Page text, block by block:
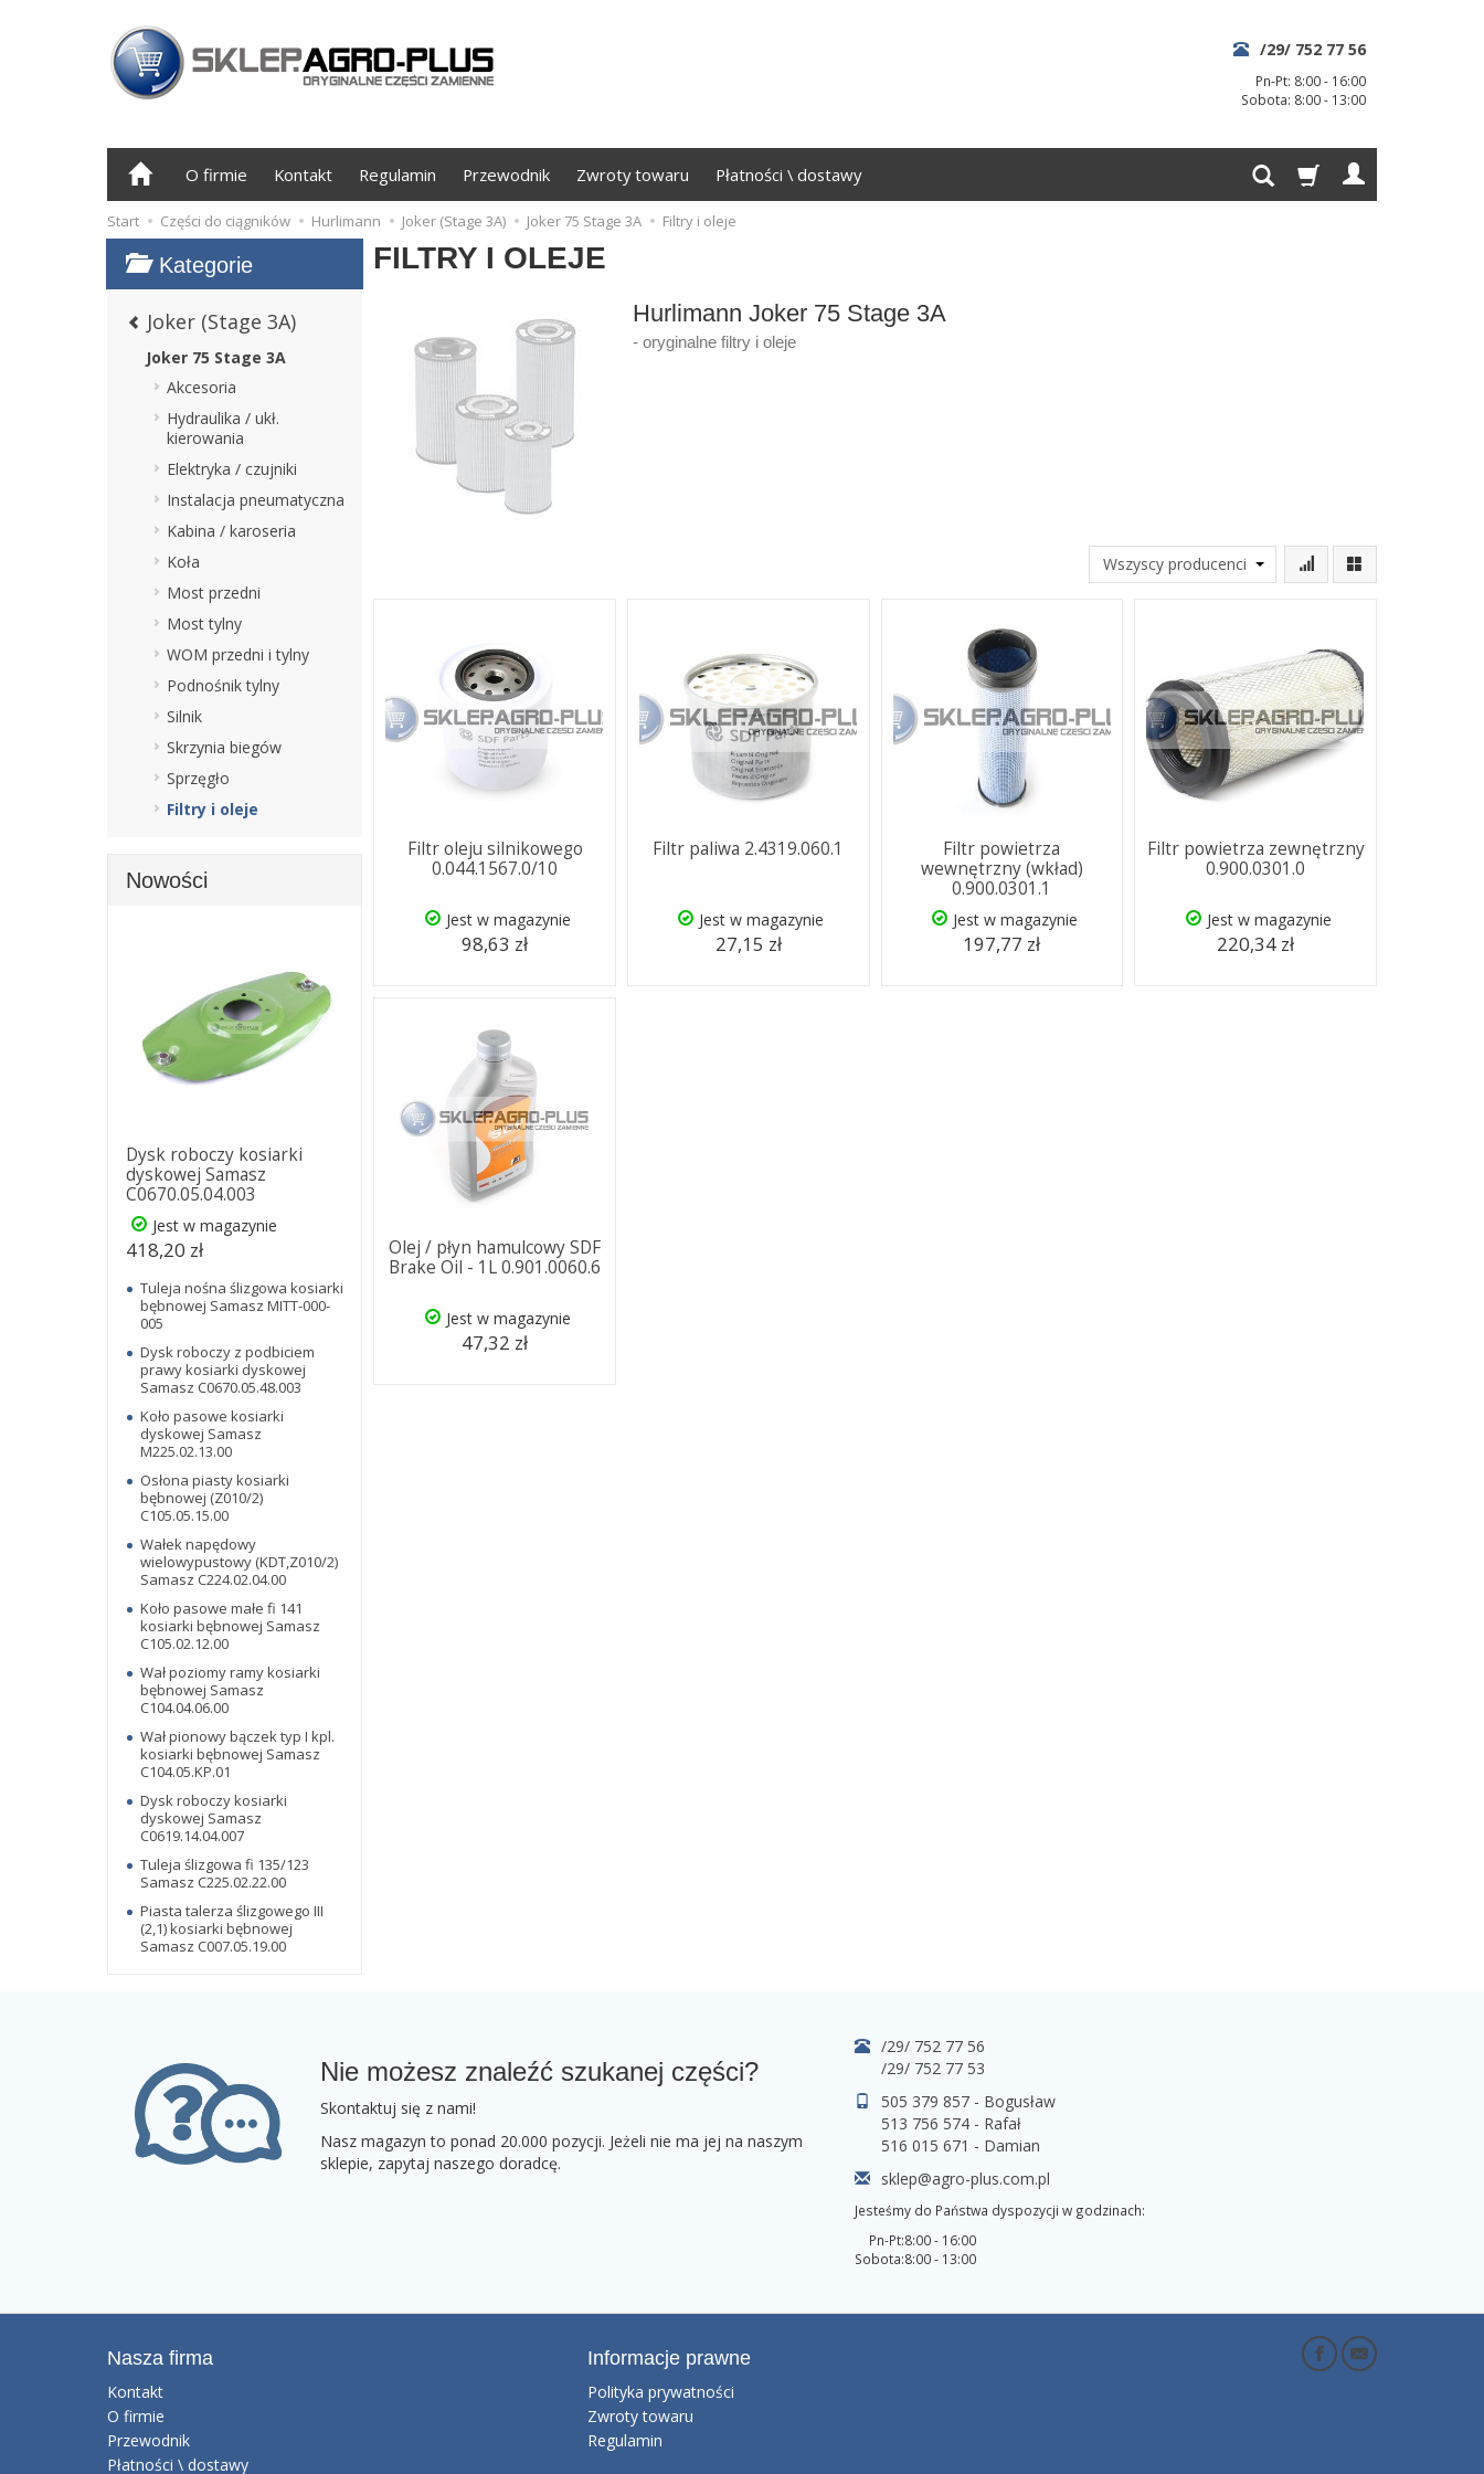
/29/ 752 77 56
Pn-Pt: 8:00 - 16:00
Sobota: 8:00 - 13:00
O firmie Kontakt Regulamin Przewodnik Zwroty towaru Płatności \ dostawy
Start Części do ciągników Hurlimann Joker (Stage 3A) Joker 75 Stage 3A Filtry i oleje
FILTRY I OLEJE
Hurlimann Joker 75 Stage 3A
- oryginalne filtry i oleje
Filtr oleju silnikowego
0.044.1567.0/10
Jest w magazynie
98,63 zł
Filtr paliwa 2.4319.060.1
Jest w magazynie
27,15 zł
Filtr powietrza
wewnętrzny (wkład)
0.900.0301.1
Jest w magazynie
197,77 zł
Filtr powietrza zewnętrzny
0.900.0301.0
Jest w magazynie
220,34 zł
Olej / płyn hamulcowy SDF
Brake Oil - 1L 0.901.0060.6
Jest w magazynie
47,32 zł
Kategorie
Joker (Stage 3A)
Joker 75 Stage 3A
Akcesoria
Hydraulika / ukł.
kierowania
Elektryka / czujniki
Instalacja pneumatyczna
Kabina / karoseria
Koła
Most przedni
Most tylny
WOM przedni i tylny
Podnośnik tylny
Silnik
Skrzynia biegów
Sprzęgło
Filtry i oleje
Nowości
Dysk roboczy kosiarki
dyskowej Samasz
C0670.05.04.003
Jest w magazynie
418,20 zł
Tuleja nośna ślizgowa kosiarki
bębnowej Samasz MITT-000-
005
Dysk roboczy z podbiciem
prawy kosiarki dyskowej
Samasz C0670.05.48.003
Koło pasowe kosiarki
dyskowej Samasz
M225.02.13.00
Osłona piasty kosiarki
bębnowej (Z010/2)
C105.05.15.00
Wałek napędowy
wielowypustowy (KDT,Z010/2)
Samasz C224.02.04.00
Koło pasowe małe fi 141
kosiarki bębnowej Samasz
C105.02.12.00
Wał poziomy ramy kosiarki
bębnowej Samasz
C104.04.06.00
Wał pionowy bączek typ I kpl.
kosiarki bębnowej Samasz
C104.05.KP.01
Dysk roboczy kosiarki
dyskowej Samasz
C0619.14.04.007
Tuleja ślizgowa fi 135/123
Samasz C225.02.22.00
Piasta talerza ślizgowego III
(2,1) kosiarki bębnowej
Samasz C007.05.19.00
Nie możesz znaleźć szukanej części?
Skontaktuj się z nami!
Nasz magazyn to ponad 20.000 pozycji. Jeżeli nie ma jej na naszym
sklepie, zapytaj naszego doradcę.
/29/ 752 77 56
/29/ 752 77 53
505 379 857 - Bogusław
513 756 574 - Rafał
516 015 671 - Damian
sklep@agro-plus.com.pl
Jesteśmy do Państwa dyspozycji w godzinach:
Pn-Pt:
Sobota:
8:00 - 16:00
8:00 - 13:00
Nasza firma
Kontakt
O firmie
Przewodnik
Płatności \ dostawy
Informacje prawne
Polityka prywatności
Zwroty towaru
Regulamin